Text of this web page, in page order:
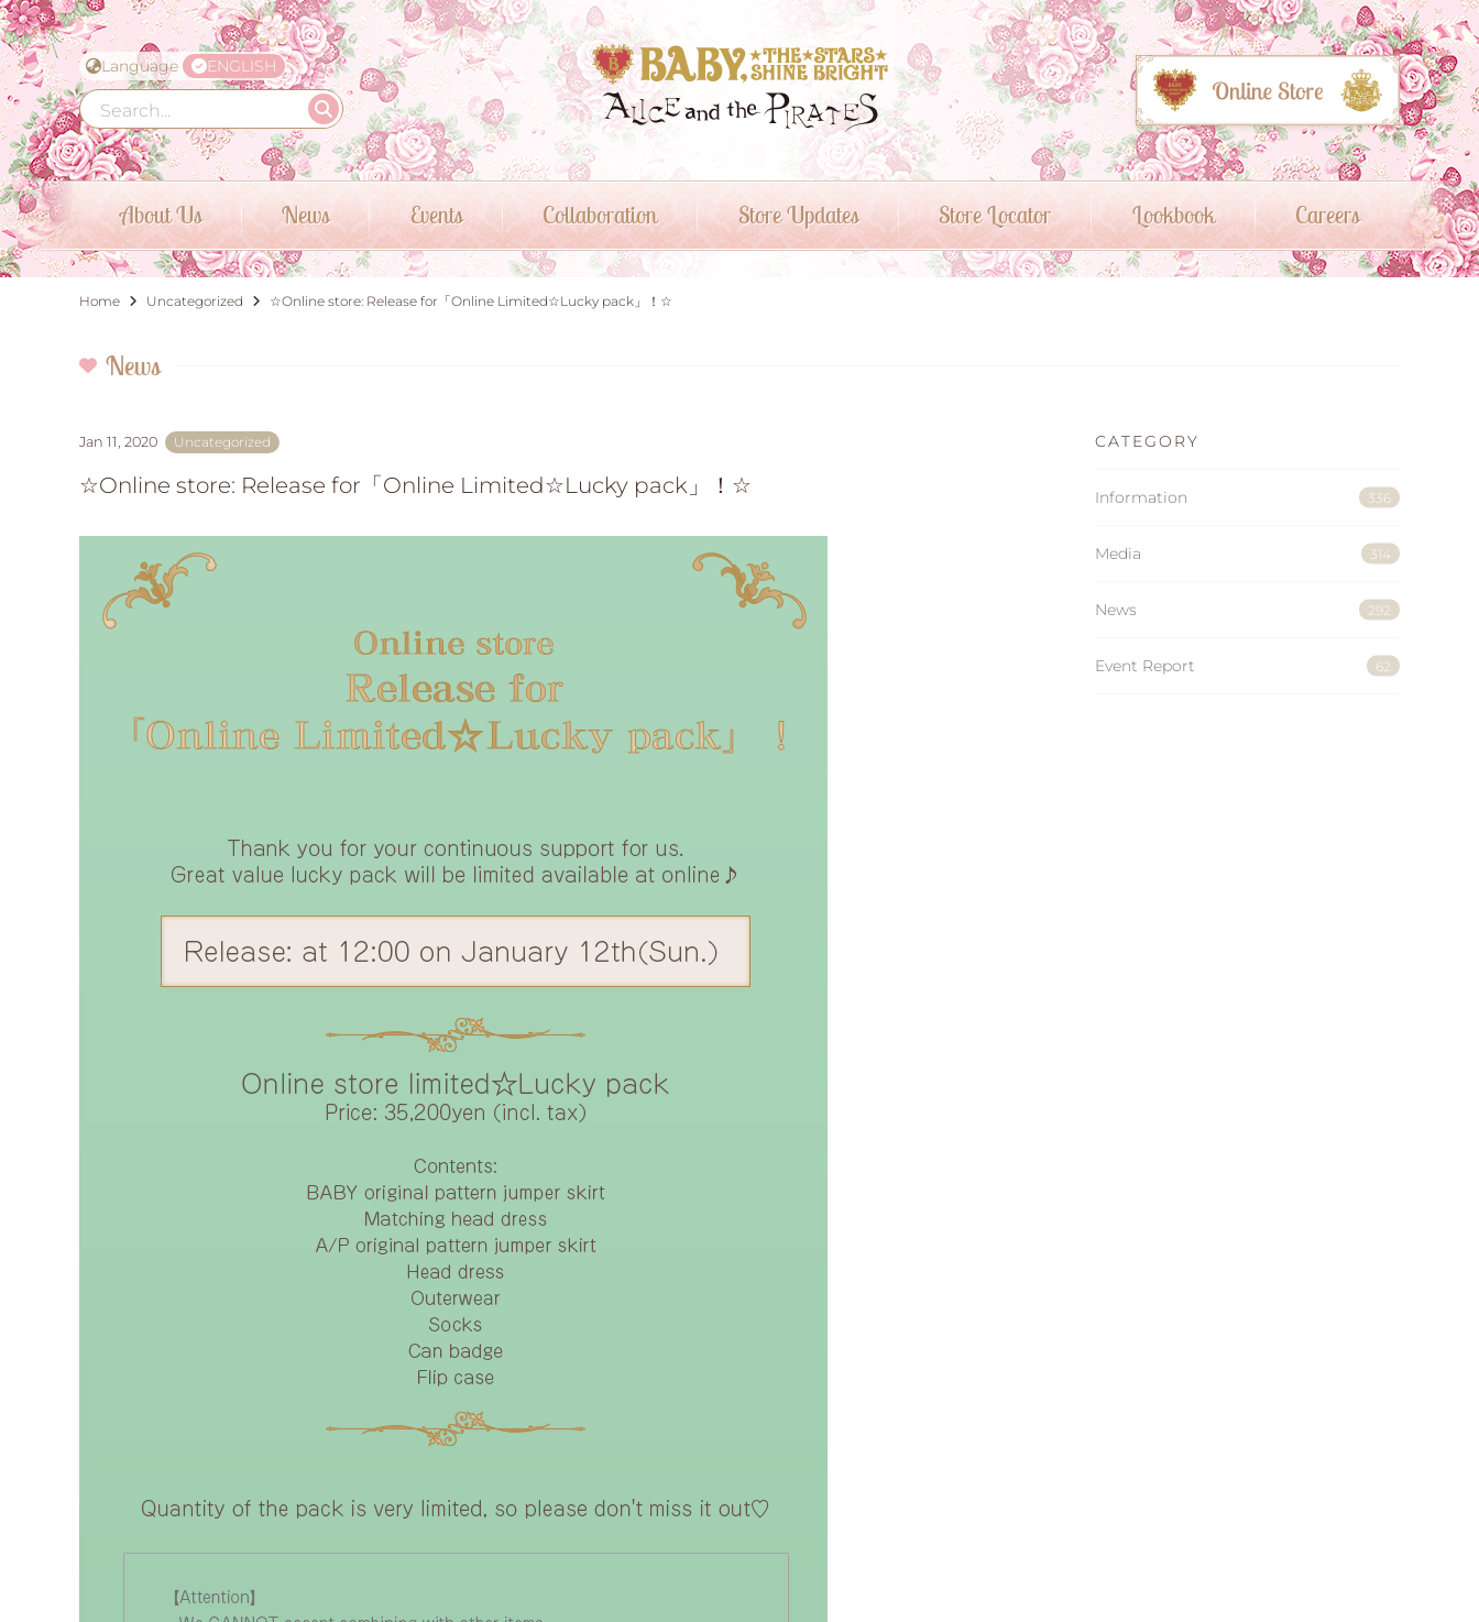
Language ENGLISH
About Us News Events Collaboration Store Updates Store Locator Lookbook Careers
Home Uncategorized ☆Online store: Release for「Online Limited☆Lucky pack」！☆
News
Jan 11, 2020 Uncategorized
☆Online store: Release for「Online Limited☆Lucky pack」！☆
CATEGORY
Information 336
Media 314
News 292
Event Report 62